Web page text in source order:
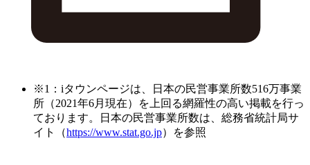
※1：iタウンページは、日本の民営事業所数516万事業
所（2021年6月現在）を上回る網羅性の高い掲載を行っ
ております。日本の民営事業所数は、総務省統計局サ
イト（https://www.stat.go.jp）を参照